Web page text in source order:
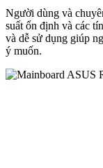
Người dùng và
suất ổn định và các
và dễ sử dụng giúp
ý muốn.